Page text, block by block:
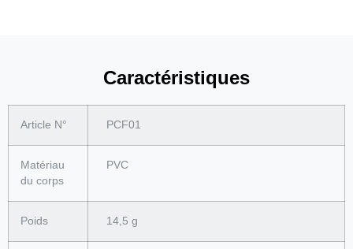
Caractéristiques
Article N° PCF01
Matériau
du corps
PVC
Poids 14,5 g